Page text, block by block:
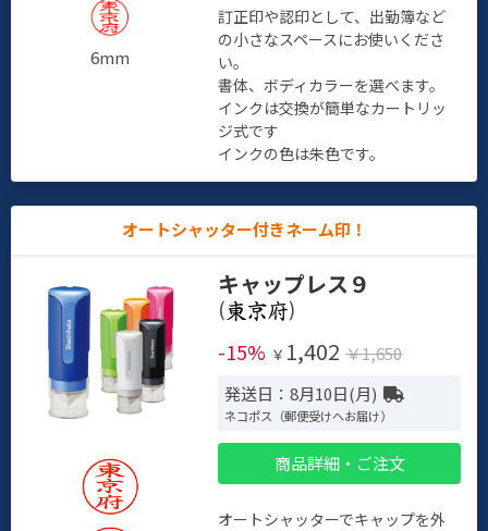
6mm
訂正印や認印として、出勤簿など
の小さなスペースにお使いくださ
い。
書体、ボディカラーを選べます。
インクは交換が簡単なカートリッ
ジ式です
インクの色は朱色です。
オートシャッター付きネーム印！
キャップレス９
(
)
-15% ￥ 1,402 ￥1,650
発送日：8月10日(月)
ネコポス（郵便受けへお届け）
商品詳細・ご注文
オートシャッターでキャップを外